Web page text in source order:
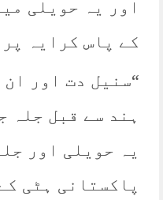
اور یہ حویلی
کے پاس کرایہ پر
“سنیل دت اور
ہند سے قبل جلہ
یہ حویلی اور
پاکستانی ہٹی